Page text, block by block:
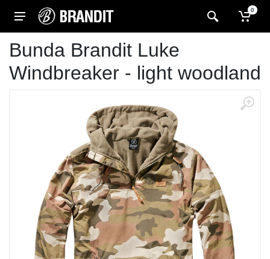
0
Bunda Brandit Luke
Windbreaker - light woodland